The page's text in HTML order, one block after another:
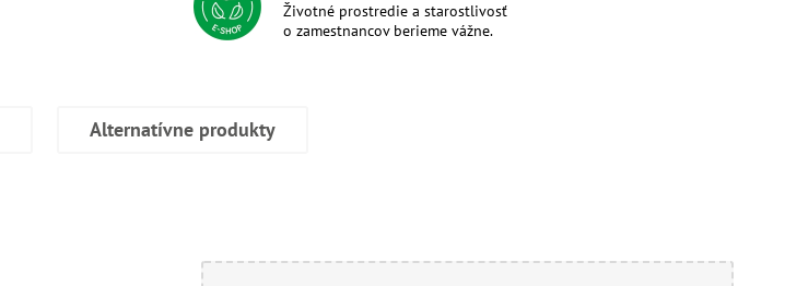
Životné prostredie a starostlivosť
o zamestnancov berieme vážne.
Alternatívne produkty